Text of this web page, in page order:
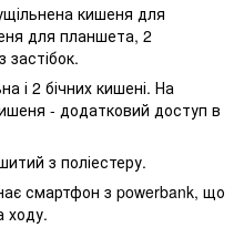
кишеня для
для планшета, 2
і 2 бічних кишені. На
- додатковий доступ в
з поліестеру.
смартфон з powerbank, що
ходу.